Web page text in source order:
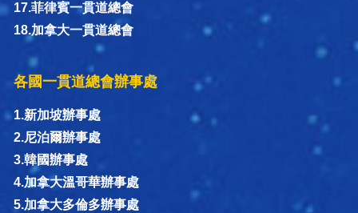
17.菲律賓一貫道總會
18.加拿大一貫道總會
各國一貫道總會辦事處
1.新加坡辦事處
2.尼泊爾辦事處
3.韓國辦事處
4.加拿大溫哥華辦事處
5.加拿大多倫多辦事處